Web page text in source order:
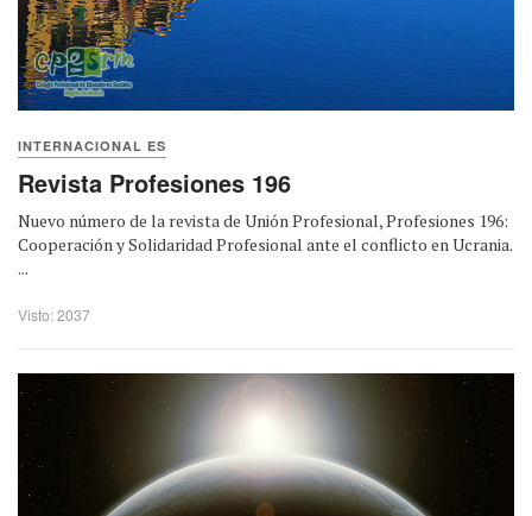
INTERNACIONAL ES
Revista Profesiones 196
Nuevo número de la revista de Unión Profesional, Profesiones 196:
Cooperación y Solidaridad Profesional ante el conflicto en Ucrania.
...
Visto: 2037